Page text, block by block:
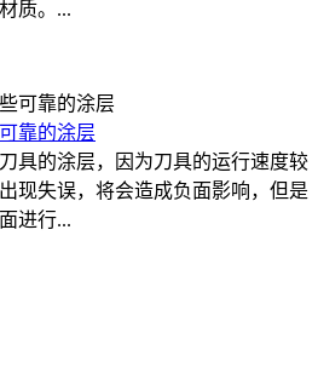
质。...
靠的涂层
具的涂层，因为刀具的运行速度较
现失误，将会造成负面影响，但是
进行...